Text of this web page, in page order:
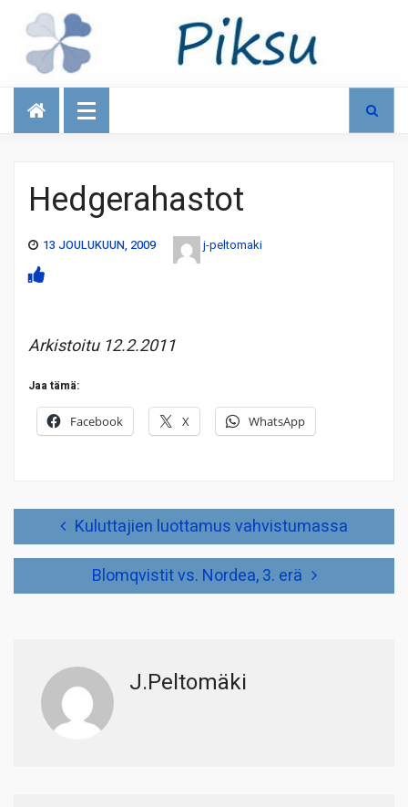
Talous
Hedgerahastot
13 JOULUKUUN, 2009 j-peltomaki
Arkistoitu 12.2.2011
Jaa tämä:
Facebook X WhatsApp
Artikkelien Kuluttajien luottamus vahvistumassa
Blomqvistit vs. Nordea, 3. erä
J.Peltomäki